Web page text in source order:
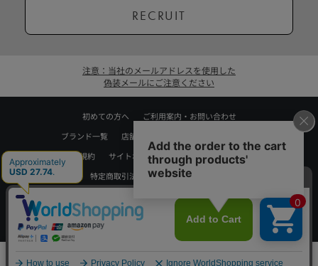
RECRUIT
注意：当社のメールアドレスを使用した
偽装メールにご注意ください
初めての方へ
ご利用案内・お問い合わせ
ブランド一覧
店舗検索
利用規約
サイトポリシー
プライバシーポリシー
特定商取引法に基づく表記
Copyrights © WORLD CO.,LTD. All rights reserved.
スマートフォン ｜PC